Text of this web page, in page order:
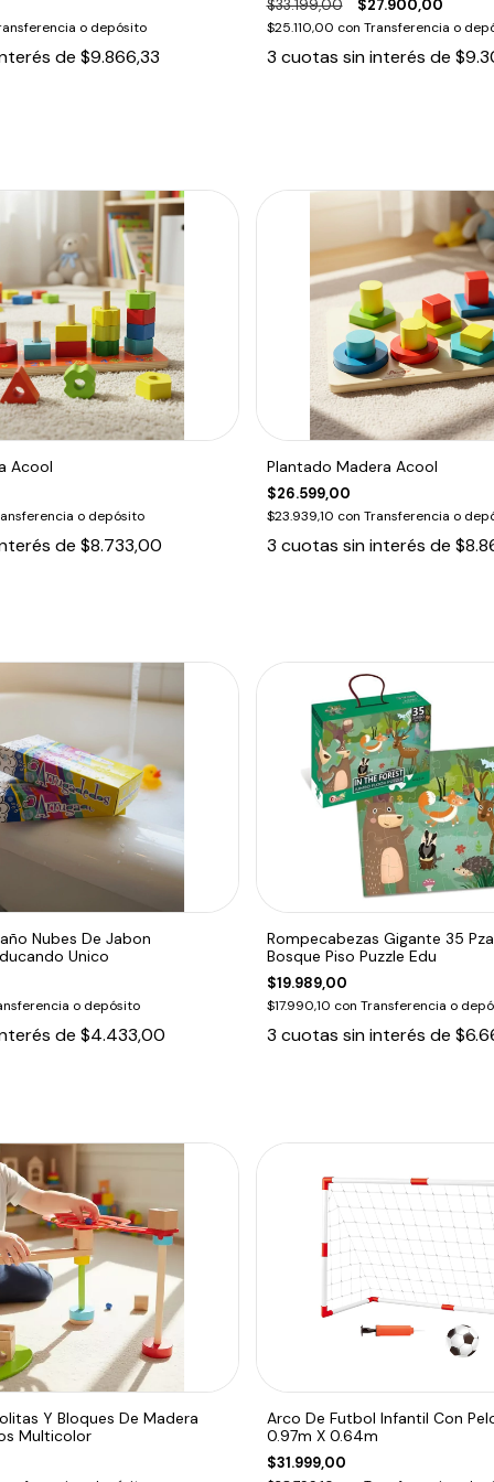
o depósito
de $9.866,33
$33.199,00 $27.900,00
$25.110,00 con Transferencia o
3 cuotas sin interés de
Acool
o depósito
de $8.733,00
Plantado Madera Acool
$26.599,00
$23.939,10 con Transferencia o
3 cuotas sin interés de
Nubes De Jabon
Unico
o depósito
de $4.433,00
Rompecabezas Gigante 35
Bosque Piso Puzzle Edu
$19.989,00
$17.990,10 con Transferencia o
3 cuotas sin interés de
Y Bloques De Madera
Multicolor
Arco De Futbol Infantil Con
0.97m X 0.64m
$31.999,00